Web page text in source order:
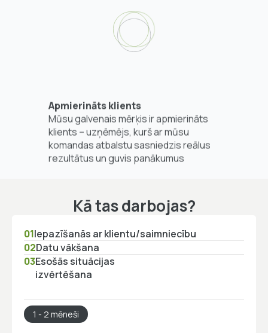
Apmierināts klients
Mūsu galvenais mērķis ir apmierināts
klients – uzņēmējs, kurš ar mūsu
komandas atbalstu sasniedzis reālus
rezultātus un guvis panākumus
Kā tas darbojas?
01Iepazīšanās ar klientu/saimniecību
02Datu vākšana
03Esošās situācijas
izvērtēšana
1 - 2 mēneši